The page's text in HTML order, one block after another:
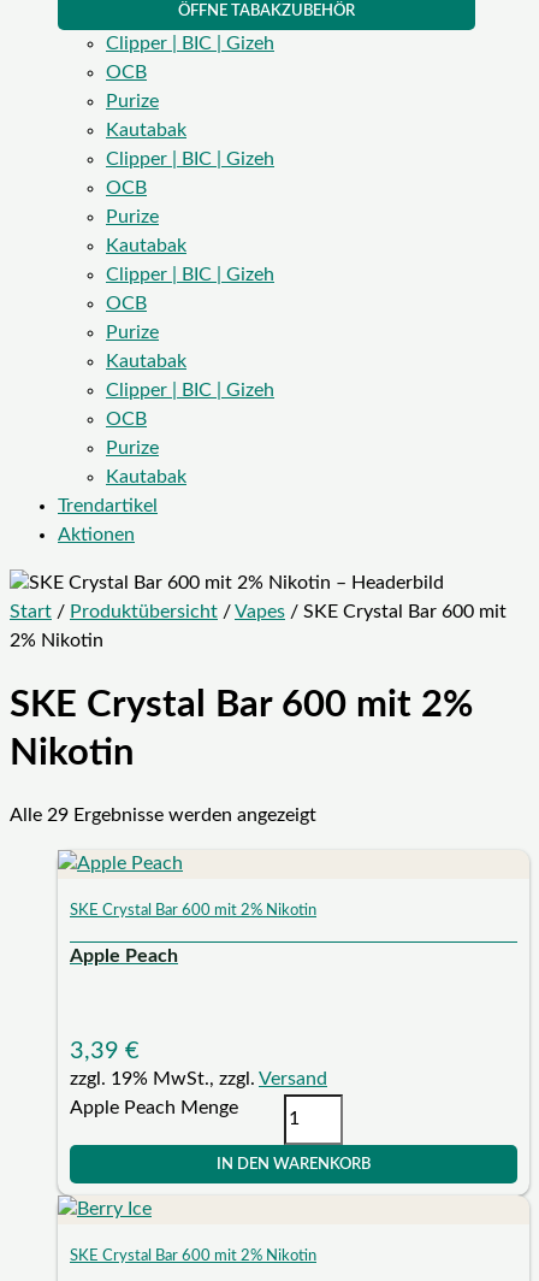
ÖFFNE TABAKZUBEHÖR
Clipper | BIC | Gizeh
OCB
Purize
Kautabak
Clipper | BIC | Gizeh
OCB
Purize
Kautabak
Clipper | BIC | Gizeh
OCB
Purize
Kautabak
Clipper | BIC | Gizeh
OCB
Purize
Kautabak
Trendartikel
Aktionen
Start / Produktübersicht / Vapes / SKE Crystal Bar 600 mit
2% Nikotin
SKE Crystal Bar 600 mit 2%
Nikotin
Alle 29 Ergebnisse werden angezeigt
SKE Crystal Bar 600 mit 2% Nikotin
Apple Peach
3,39 €
zzgl. 19% MwSt., zzgl. Versand
Apple Peach Menge
IN DEN WARENKORB
SKE Crystal Bar 600 mit 2% Nikotin